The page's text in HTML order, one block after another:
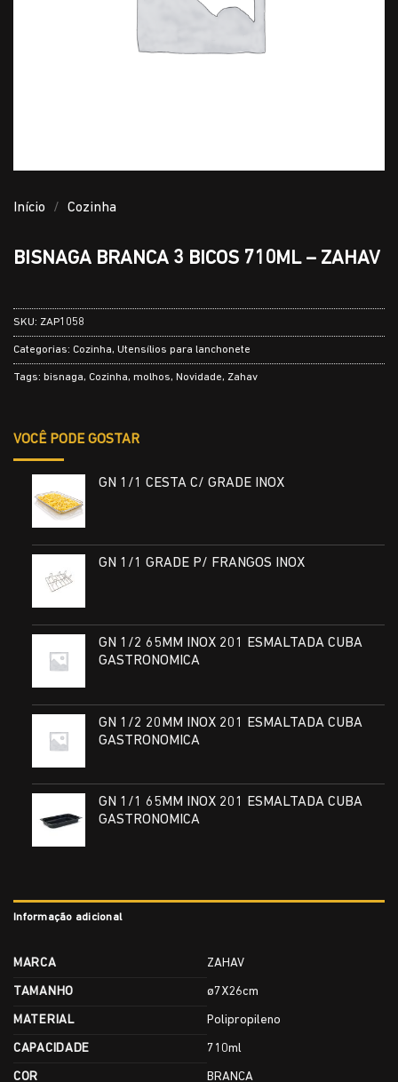
Início / Cozinha
BISNAGA BRANCA 3 BICOS 710ML – ZAHAV
SKU: ZAP1058
Categorias: Cozinha, Utensílios para lanchonete
Tags: bisnaga, Cozinha, molhos, Novidade, Zahav
VOCÊ PODE GOSTAR
GN 1/1 CESTA C/ GRADE INOX
GN 1/1 GRADE P/ FRANGOS INOX
GN 1/2 65MM INOX 201 ESMALTADA CUBA
GASTRONOMICA
GN 1/2 20MM INOX 201 ESMALTADA CUBA
GASTRONOMICA
GN 1/1 65MM INOX 201 ESMALTADA CUBA
GASTRONOMICA
Informação adicional
MARCA ZAHAV
TAMANHO ø7X26cm
MATERIAL Polipropileno
CAPACIDADE 710ml
COR BRANCA